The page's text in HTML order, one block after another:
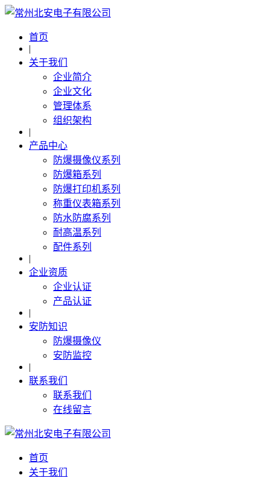
首页
|
关于我们
企业简介
企业文化
管理体系
组织架构
|
产品中心
防爆摄像仪系列
防爆箱系列
防爆打印机系列
称重仪表箱系列
防水防腐系列
耐高温系列
配件系列
|
企业资质
企业认证
产品认证
|
安防知识
防爆摄像仪
安防监控
|
联系我们
联系我们
在线留言
首页
关于我们